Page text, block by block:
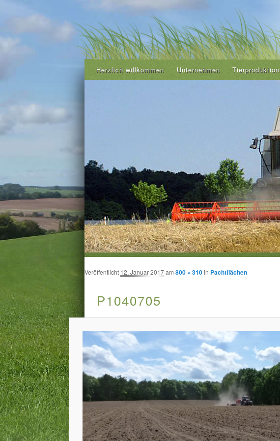
Herzlich willkommen Unternehmen Tierproduktion
P1040705
Veröffentlicht 12. Januar 2017am 800 × 310in Pachtflächen